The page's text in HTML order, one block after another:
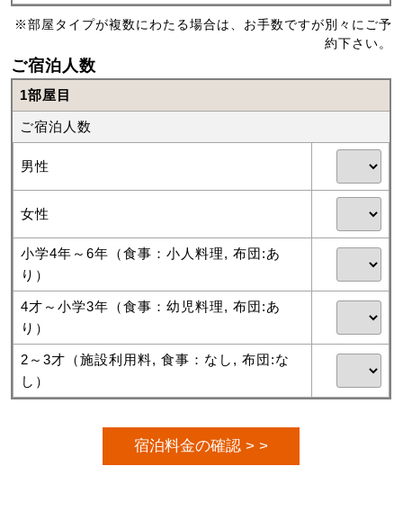
※部屋タイプが複数にわたる場合は、お手数ですが別々にご予
約下さい。
ご宿泊人数
1部屋目
ご宿泊人数
男性
女性
小学4年～6年（食事：小人料理, 布団:あ
り）
4才～小学3年（食事：幼児料理, 布団:あ
り）
2～3才（施設利用料, 食事：なし, 布団:な
し）
宿泊料金の確認 > >